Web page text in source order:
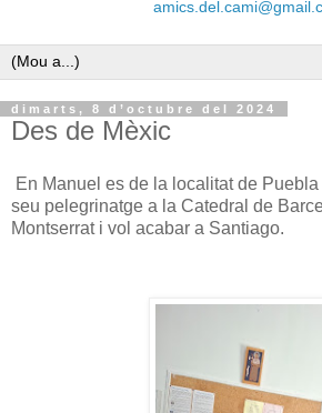
dimarts, 8 d’octubre del 2024
Des de Mèxic
En Manuel es de la localitat de Puebla
seu pelegrinatge a la Catedral de
Montserrat i vol acabar a Santiago.